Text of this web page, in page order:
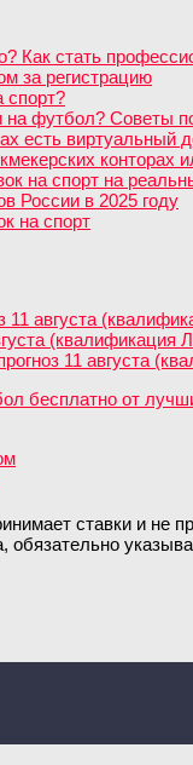
Как стать
за регистрацию
спорт?
на футбол? Советы
есть виртуальный
конторах
на спорт на
России в 2025 году
на спорт
августа
(квалификация
11 августа
ставки и не
обязательно